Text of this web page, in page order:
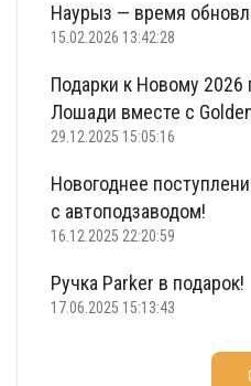
Наурыз — время
15.02.2026 13:42:28
Подарки к Новому 2026
Лошади вместе с
29.12.2025 15:05:16
Новогоднее
с автоподзаводом!
16.12.2025 22:20:59
Ручка Parker в подарок!
17.06.2025 15:13:43
Что подарить на 23